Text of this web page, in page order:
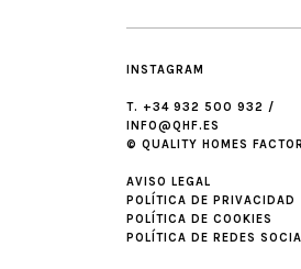
INSTAGRAM
T. +34 932 500 932 /
INFO@QHF.ES
© QUALITY HOMES
AVISO LEGAL
POLÍTICA DE PRIVACIDAD
POLÍTICA DE COOKIES
POLÍTICA DE REDES